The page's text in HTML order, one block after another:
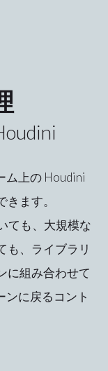
ム上の Houdini
ます。
ても、大規模な
も、ライブラリ
に組み合わせて
ンに戻るコント